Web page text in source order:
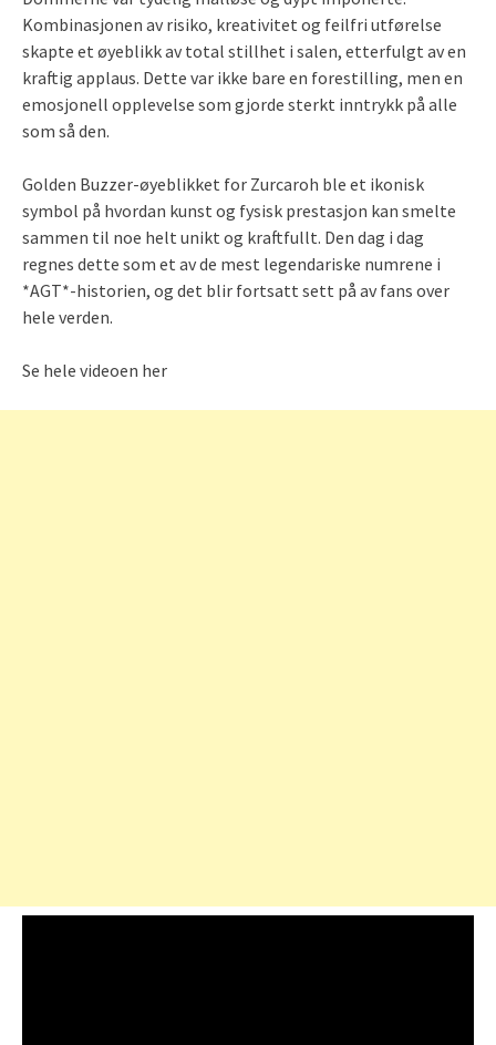
Kombinasjonen av risiko, kreativitet og feilfri utførelse
skapte et øyeblikk av total stillhet i salen, etterfulgt av en
kraftig applaus. Dette var ikke bare en forestilling, men en
emosjonell opplevelse som gjorde sterkt inntrykk på alle
som så den.
Golden Buzzer-øyeblikket for Zurcaroh ble et ikonisk
symbol på hvordan kunst og fysisk prestasjon kan smelte
sammen til noe helt unikt og kraftfullt. Den dag i dag
regnes dette som et av de mest legendariske numrene i
*AGT*-historien, og det blir fortsatt sett på av fans over
hele verden.
Se hele videoen her